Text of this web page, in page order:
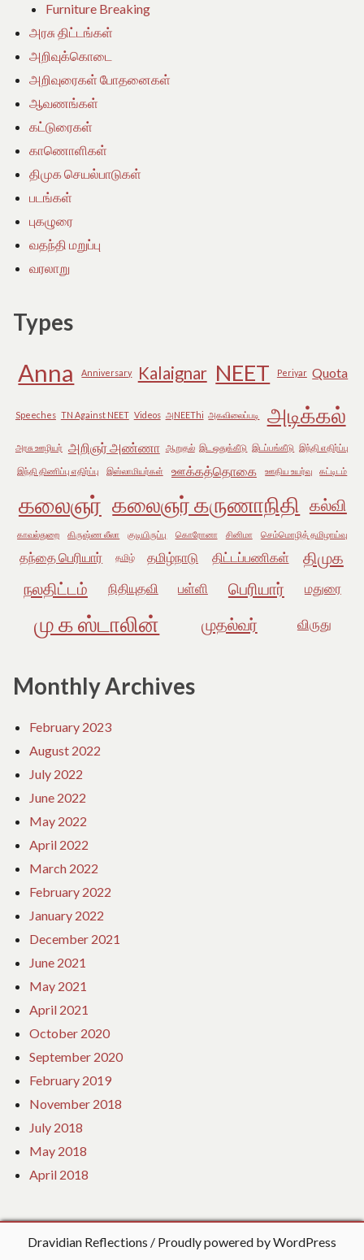
Furniture Breaking
அரசு திட்டங்கள்
அறிவுக்கொடை
அறிவுரைகள் போதனைகள்
ஆவணங்கள்
கட்டுரைகள்
காணொளிகள்
திமுக செயல்பாடுகள்
படங்கள்
புகழுரை
வதந்தி மறுப்பு
வரலாறு
Types
Anna Anniversary Kalaignar NEET Periyar Quota
Speeches TN Against NEET Videos அNEEThi அகவிலைப்படி அடிக்கல்
அரசு ஊழியர் அறிஞர் அண்ணா ஆறுதல் இட ஒதுக்கீடு இடப்பங்கீடு இந்தி எதிர்ப்பு
இந்தி திணிப்பு எதிர்ப்பு இஸ்லாமியர்கள் ஊக்கத்தொகை ஊதிய உயர்வு கட்டிடம்
கலைஞர் கலைஞர் கருணாநிதி கல்வி
காவல்துறை கிருஷ்ண லீலா குடியிருப்பு கொரோனா சினிமா செம்மொழித் தமிழாய்வு
தந்தை பெரியார் தமிழ் தமிழ்நாடு திட்டப்பணிகள்
திமுக
நலதிட்டம்
நிதியுதவி பள்ளி பெரியார் மதுரை
மு க ஸ்டாலின் முதல்வர் விருது
Monthly Archives
February 2023
August 2022
July 2022
June 2022
May 2022
April 2022
March 2022
February 2022
January 2022
December 2021
June 2021
May 2021
April 2021
October 2020
September 2020
February 2019
November 2018
July 2018
May 2018
April 2018
Dravidian Reflections Proudly powered by WordPress